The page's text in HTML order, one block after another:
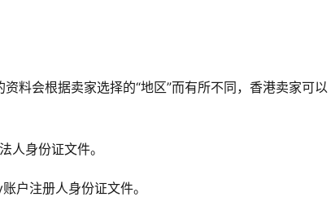
料会根据卖家选择的“地区”而有所不同，香港卖家可以
人身份证文件。
户注册人身份证文件。